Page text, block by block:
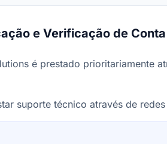
e Verificação de Conta
é prestado prioritariamente
suporte técnico através de